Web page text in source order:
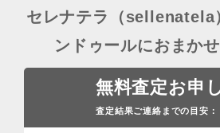
セレナテラ（sellenatela
ンドゥールにおまか
無料査定お申
査定結果ご連絡までの目安：